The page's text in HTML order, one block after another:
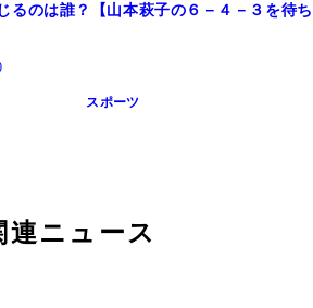
るのは誰？【山本萩子の６－４－３を待ち
スポーツ
連ニュース